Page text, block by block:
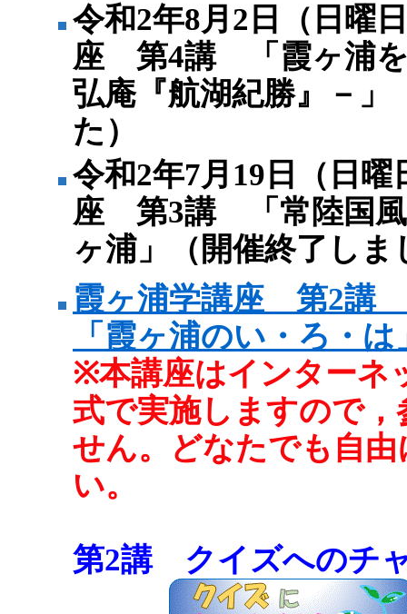
令和2年8月2日（日曜
座 第4講 「霞ヶ浦
弘庵『航湖紀勝』－」
た）
令和2年7月19日（日
座 第3講 「常陸国風
ヶ浦」（開催終了しま
霞ヶ浦学講座 第2講
「霞ヶ浦のい・ろ・は
※本講座はインターネ
式で実施しますので
せん。どなたでも自
い。
第2講 クイズへのチ